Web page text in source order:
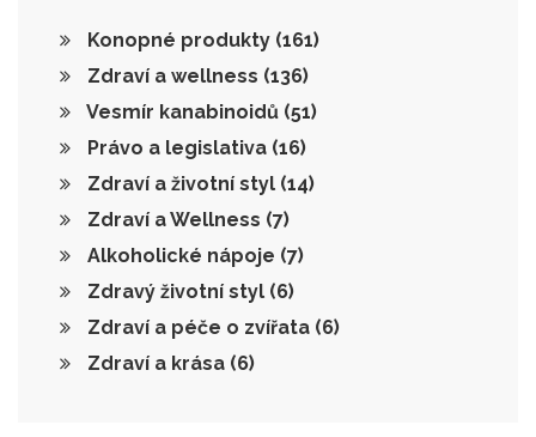
Konopné produkty (161)
Zdraví a wellness (136)
Vesmír kanabinoidů (51)
Právo a legislativa (16)
Zdraví a životní styl (14)
Zdraví a Wellness (7)
Alkoholické nápoje (7)
Zdravý životní styl (6)
Zdraví a péče o zvířata (6)
Zdraví a krása (6)